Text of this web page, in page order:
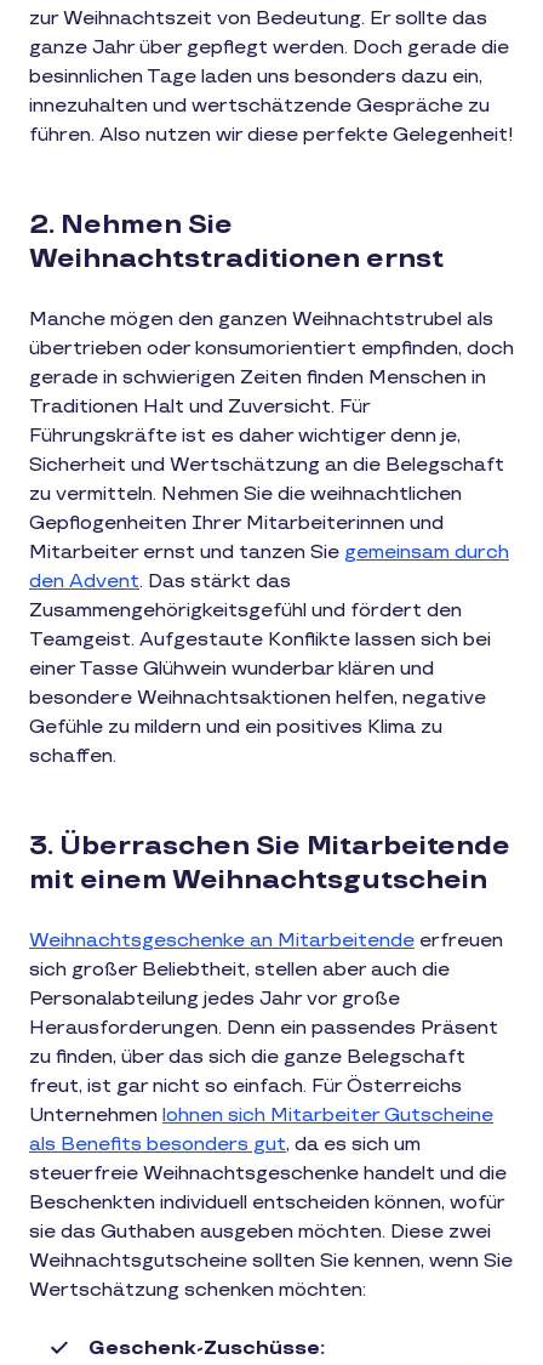
zur Weihnachtszeit von Bedeutung. Er sollte das
ganze Jahr über gepflegt werden. Doch gerade die
besinnlichen Tage laden uns besonders dazu ein,
innezuhalten und wertschätzende Gespräche zu
führen. Also nutzen wir diese perfekte Gelegenheit!
2. Nehmen Sie
Weihnachtstraditionen ernst
Manche mögen den ganzen Weihnachtstrubel als
übertrieben oder konsumorientiert empfinden, doch
gerade in schwierigen Zeiten finden Menschen in
Traditionen Halt und Zuversicht. Für
Führungskräfte ist es daher wichtiger denn je,
Sicherheit und Wertschätzung an die Belegschaft
zu vermitteln. Nehmen Sie die weihnachtlichen
Gepflogenheiten Ihrer Mitarbeiterinnen und
Mitarbeiter ernst und tanzen Sie gemeinsam durch
den Advent. Das stärkt das
Zusammengehörigkeitsgefühl und fördert den
Teamgeist. Aufgestaute Konflikte lassen sich bei
einer Tasse Glühwein wunderbar klären und
besondere Weihnachtsaktionen helfen, negative
Gefühle zu mildern und ein positives Klima zu
schaffen.
3. Überraschen Sie Mitarbeitende
mit einem Weihnachtsgutschein
Weihnachtsgeschenke an Mitarbeitende erfreuen
sich großer Beliebtheit, stellen aber auch die
Personalabteilung jedes Jahr vor große
Herausforderungen. Denn ein passendes Präsent
zu finden, über das sich die ganze Belegschaft
freut, ist gar nicht so einfach. Für Österreichs
Unternehmen lohnen sich Mitarbeiter Gutscheine
als Benefits besonders gut, da es sich um
steuerfreie Weihnachtsgeschenke handelt und die
Beschenkten individuell entscheiden können, wofür
sie das Guthaben ausgeben möchten. Diese zwei
Weihnachtsgutscheine sollten Sie kennen, wenn Sie
Wertschätzung schenken möchten:
Geschenk-Zuschüsse: